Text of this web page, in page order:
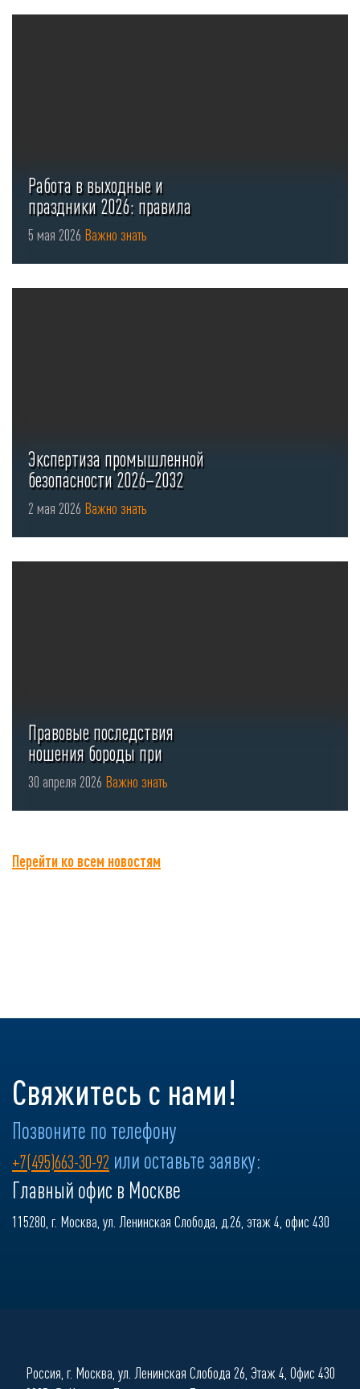
Работа в выходные и
праздники 2026: правила
оформления ...
5 мая 2026 Важно знать
Экспертиза промышленной
безопасности 2026–2032
2 мая 2026 Важно знать
Правовые последствия
ношения бороды при
использовании СИЗ органов
...
30 апреля 2026 Важно знать
Перейти ко всем новостям
Свяжитесь с нами!
Позвоните по телефону
+7(495)663-30-92 или оставьте заявку:
Главный офис в Москве
115280, г. Москва, ул. Ленинская Слобода, д.26, этаж 4, офис 430
Россия, г. Москва, ул. Ленинская Слобода 26, Этаж 4, Офис 430